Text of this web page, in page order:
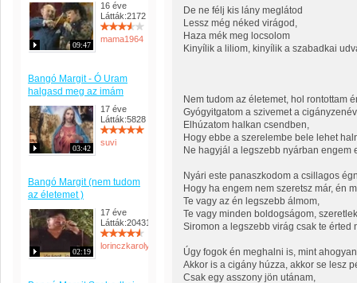
09:47
16 éve
Látták:2172
mama1964
Bangó Margit - Ó Uram
halgasd meg az imám
03:42
17 éve
Látták:5828
suvi
Bangó Margit (nem tudom
az életemet )
02:19
17 éve
Látták:20431
lorinczkarolyne
De ne félj kis lány meglátod
Lessz még néked virágod,
Haza mék meg locsolom
Kinyílik a liliom, kinyílik a szabadkai
Nem tudom az életemet, hol rontottam
Gyógyitgatom a szivemet a
Elhúzatom halkan csendben,
Hogy ebbe a szerelembe bele lehet
Ne hagyjál a legszebb nyárban engem
Nyári este panaszkodom a csillagos
Hogy ha engem nem szeretsz már, én
Te vagy az én legszebb álmom,
Te vagy minden boldogságom,
Siromon a legszebb virág csak te érted
Úgy fogok én meghalni is, mint
Akkor is a cigány húzza, akkor se lesz
Csak egy asszony jön utánam,